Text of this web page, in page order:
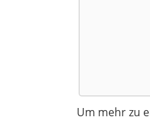
Um mehr zu